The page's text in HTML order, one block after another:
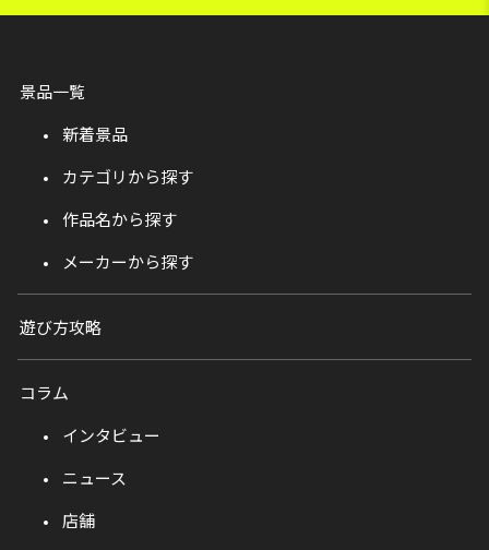
景品一覧
新着景品
カテゴリから探す
作品名から探す
メーカーから探す
遊び方攻略
コラム
インタビュー
ニュース
店舗